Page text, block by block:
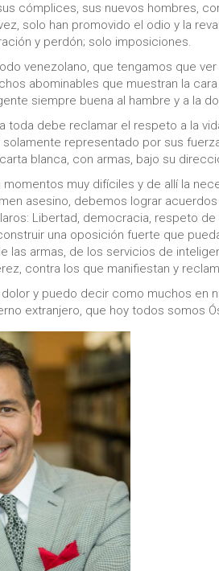
cómplices, sus nuevos hombres,
solo han promovido el odio y la
y perdón; solo imposiciones.
venezolano, que tengamos que
abominables que muestran la
siempre buena al hambre y a la
toda debe reclamar el respeto a la
representado por sus
blanca, con armas, bajo su
momentos muy difíciles y de allí la
asesino, debemos lograr
Libertad, democracia, respeto
una oposición fuerte que
las armas, de los servicios de
contra los que manifiestan y
y puedo decir como muchos en
extranjero, que hoy todos somos